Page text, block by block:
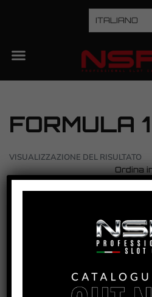
ITALIANO
FORMULA 1
VISUALIZZAZIONE DEL RISULTATO
Ordina
VEDI IL PRODOTTO